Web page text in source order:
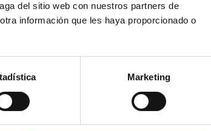
del sitio web con nuestros partners de
información que les haya proporcionado o
Marketing